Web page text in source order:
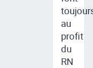
au
profit
du
RN